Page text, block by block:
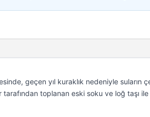
geçen yıl kuraklık nedeniyle suların
tarafından toplanan eski soku ve loğ taşı